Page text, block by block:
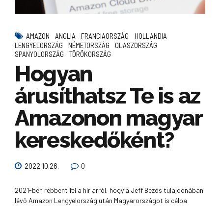
AMAZON ANGLIA FRANCIAORSZÁG
HOLLANDIA
LENGYELORSZÁG
NÉMETORSZÁG
OLASZORSZÁG
SPANYOLORSZÁG
TÖRÖKORSZÁG
Hogyan
árusíthatsz Te is az
Amazonon magyar
kereskedőként?
2022.10.26. 0
2021-ben rebbent fel a hír arról, hogy a Jeff Bezos tulajdonában
lévő Amazon Lengyelország után Magyarországot is célba